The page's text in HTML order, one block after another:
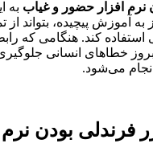
نرم افزار حضور و غیاب به
به آموزش پیچیده، بتواند
کند. هنگامی که
خطاهای انسانی
می‌شود.
فرندلی بودن